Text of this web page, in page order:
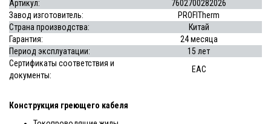
Артикул:
7602700282026
Завод изготовитель:
PROFITherm
Страна производства:
Китай
Гарантия:
24 месяца
Период эксплуатации:
15 лет
Сертификаты соответствия и
документы:
EAC
Конструкция греющего кабеля